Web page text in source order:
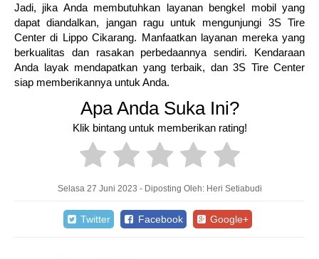
Jadi, jika Anda membutuhkan layanan bengkel mobil yang
dapat diandalkan, jangan ragu untuk mengunjungi 3S Tire
Center di Lippo Cikarang. Manfaatkan layanan mereka yang
berkualitas dan rasakan perbedaannya sendiri. Kendaraan
Anda layak mendapatkan yang terbaik, dan 3S Tire Center
siap memberikannya untuk Anda.
Apa Anda Suka Ini?
Klik bintang untuk memberikan rating!
Selasa 27 Juni 2023 - Diposting Oleh: Heri Setiabudi
Twitter Facebook Google+